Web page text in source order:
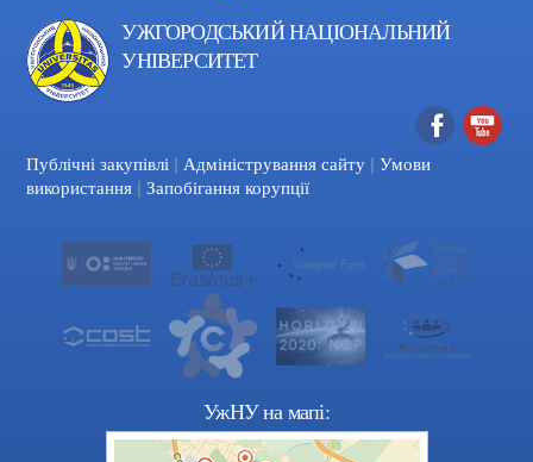
УЖГОРОДСЬКИЙ НАЦІОНАЛЬНИЙ
УНІВЕРСИТЕТ
Facebook
Публічні закупівлі | Адміністрування сайту | Умови
використання | Запобігання корупції
УжНУ на мапі: